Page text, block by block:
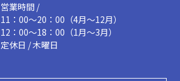
営業時間 /
11：00～20：00（4月～12月）
12：00～18：00（1月～3月）
定休日 / 木曜日